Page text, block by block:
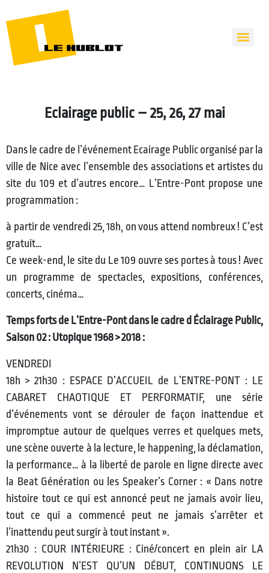
Eclairage public – 25, 26, 27 mai
Dans le cadre de l’événement Ecairage Public organisé par la
ville de Nice avec l’ensemble des associations et artistes du
site du 109 et d’autres encore… L’Entre-Pont propose une
programmation :
à partir de vendredi 25, 18h, on vous attend nombreux ! C’est
gratuit…
Ce week-end, le site du Le 109 ouvre ses portes à tous ! Avec
un programme de spectacles, expositions, conférences,
concerts, cinéma…
Temps forts de L’Entre-Pont dans le cadre d Éclairage Public,
Saison 02 : Utopique 1968 > 2018 :
VENDREDI
18h > 21h30 : ESPACE D’ACCUEIL de L’ENTRE-PONT : LE
CABARET CHAOTIQUE ET PERFORMATIF, une série
d’événements vont se dérouler de façon inattendue et
impromptue autour de quelques verres et quelques mets,
une scène ouverte à la lecture, le happening, la déclamation,
la performance… à la liberté de parole en ligne directe avec
la Beat Génération ou les Speaker’s Corner : « Dans notre
histoire tout ce qui est annoncé peut ne jamais avoir lieu,
tout ce qui a commencé peut ne jamais s’arrêter et
l’inattendu peut surgir à tout instant ».
21h30 : COUR INTÉRIEURE : Ciné/concert en plein air LA
REVOLUTION N’EST QU’UN DÉBUT, CONTINUONS LE